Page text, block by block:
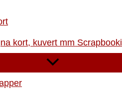
kort, kuvert mm